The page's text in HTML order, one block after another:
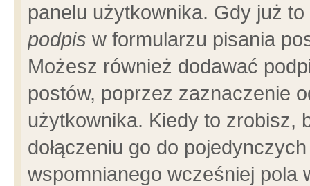
panelu użytkownika. Gdy już
podpis w formularzu pisania
Możesz również dodawać
postów, poprzez zaznaczenie
użytkownika. Kiedy to zrobisz,
dołączeniu go do
wspomnianego wcześniej pola